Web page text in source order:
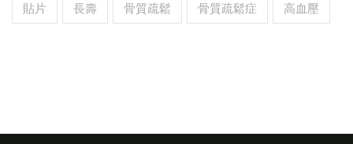
貼片 長壽 骨質疏鬆 骨質疏鬆症 高血壓